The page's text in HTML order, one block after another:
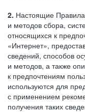
2. Настоящие
и методов сбора,
относящихся к
«Интернет»,
сведений, способов
и методов, а также
к предпочтениям
используются для
с применением
получения таких